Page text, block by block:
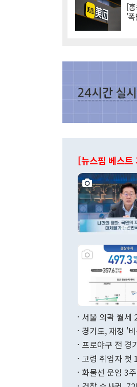
[
'
[뉴스핌 베스트
서울 외곽 월세
경기도, 재정 '
프로야구 전 경
고령 취업자 첫
화물선 운임 3